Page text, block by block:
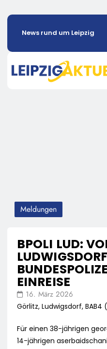
News rund um Leipzig
Meldungen
BPOLI LUD:
EINREISE
16. März 2026
Görlitz, Ludwigsdorf, BAB4
Für einen 38-jährigen
14-jährigen